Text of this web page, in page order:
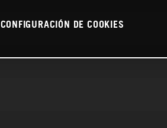
CONFIGURACIÓN DE COOKIES